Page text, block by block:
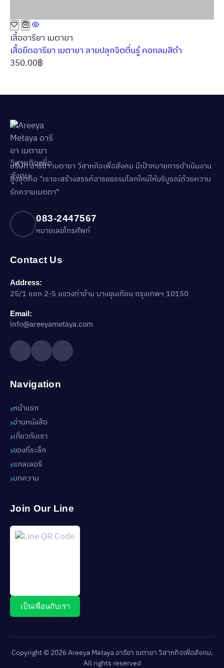
เสื้ออารียา เมตายา
เสื้อยืดอารียา เมตายา ลายปลุกจิตตื่นรู้ คอกลมสีดำ
350.00฿
บริษัท อารียา เมตายา วิสาหกิจเพื่อสังคม มีเป้าหมายการดำเนินงาน
สูงสุดคือ "เราจะสร้างสรรค์อารยธรรมโลกใหม่ให้บริบูรณ์ด้วยความ
รักความเมตตา"
083-2447567
หมายเลขโทรศัพท์
Contact Us
Address:
25/1 แยก 2-5 แขวงท่าข้าม บางขุนเทียน กรุงเทพฯ 10150
Email:
info@areeyametaya.com
Navigation
หน้าแรก
อ่านหนังสือ
เกี่ยวกับเรา
ของที่ระลึก
แกลเลอรี
บทความ
Join Our Line
เป็นเพื่อนกับเรา
Copyright © 2026 Areeya Metaya อารียา เมตายา วิสาหกิจเพื่อสังคม.
All rights reserved